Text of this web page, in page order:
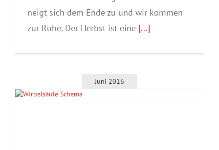
neigt sich dem Ende zu und wir kommen
zur Ruhe. Der Herbst ist eine [...]
Juni 2016